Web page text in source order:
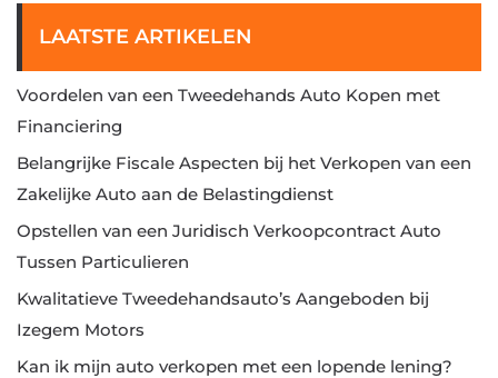
LAATSTE ARTIKELEN
Voordelen van een Tweedehands Auto Kopen met
Financiering
Belangrijke Fiscale Aspecten bij het Verkopen van een
Zakelijke Auto aan de Belastingdienst
Opstellen van een Juridisch Verkoopcontract Auto
Tussen Particulieren
Kwalitatieve Tweedehandsauto’s Aangeboden bij
Izegem Motors
Kan ik mijn auto verkopen met een lopende lening?